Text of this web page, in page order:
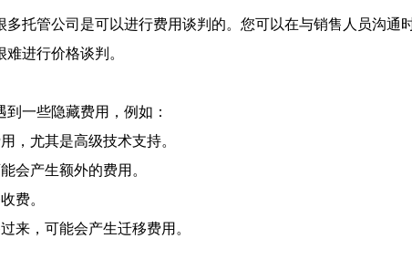
托管公司是可以进行费用谈判的。您可以在与销售人员沟通
进行价格谈判。
一些隐藏费用，例如：
，尤其是高级技术支持。
会产生额外的费用。
费。
来，可能会产生迁移费用。